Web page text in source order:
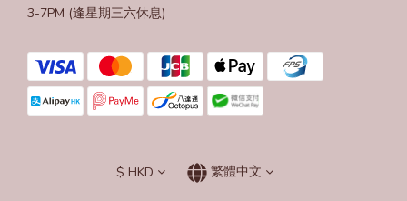
3-7PM (逢星期三六休息)
$ HKD 繁體中文